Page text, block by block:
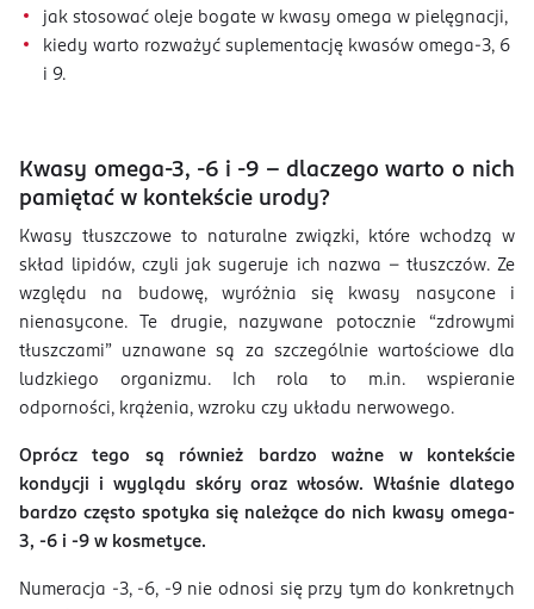
jak stosować oleje bogate w kwasy omega w pielęgnacji,
kiedy warto rozważyć suplementację kwasów omega-3, 6
i 9.
Kwasy omega-3, -6 i -9 – dlaczego warto o nich
pamiętać w kontekście urody?
Kwasy tłuszczowe to naturalne związki, które wchodzą w
skład lipidów, czyli jak sugeruje ich nazwa – tłuszczów. Ze
względu na budowę, wyróżnia się kwasy nasycone i
nienasycone. Te drugie, nazywane potocznie “zdrowymi
tłuszczami” uznawane są za szczególnie wartościowe dla
ludzkiego organizmu. Ich rola to m.in. wspieranie
odporności, krążenia, wzroku czy układu nerwowego.
Oprócz tego są również bardzo ważne w kontekście
kondycji i wyglądu skóry oraz włosów. Właśnie dlatego
bardzo często spotyka się należące do nich kwasy omega-
3, -6 i -9 w kosmetyce.
Numeracja -3, -6, -9 nie odnosi się przy tym do konkretnych